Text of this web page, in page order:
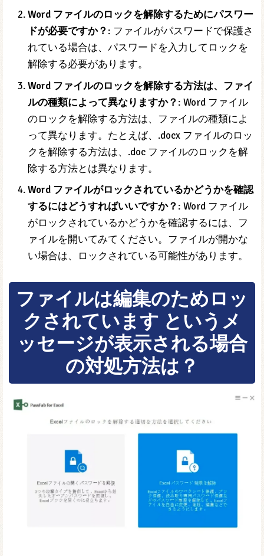
Word ファイルのロックを解除するためにパスワー
ドが必要ですか？ : ファイルがパスワードで保護さ
れている場合は、パスワードを入力してロックを
解除する必要があります。
Word ファイルのロックを解除する方法は、ファイ
ルの種類によって異なりますか？ : Word ファイル
のロックを解除する方法は、ファイルの種類によ
って異なります。たとえば、.docx ファイルのロッ
クを解除する方法は、.doc ファイルのロックを解
除する方法とは異なります。
Word ファイルがロックされているかどうかを確認
するにはどうすればいいですか？ : Word ファイル
がロックされているかどうかを確認するには、フ
ァイルを開いてみてください。ファイルが開かな
い場合は、ロックされている可能性があります。
ファイルは編集のためロッ
クされています というメ
ッセージが表示される場合
の対処方法は？